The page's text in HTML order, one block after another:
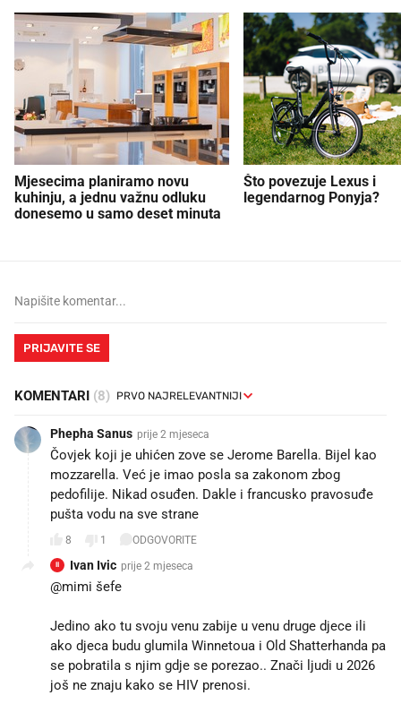
Mjesecima planiramo novu
kuhinju, a jednu važnu odluku
donesemo u samo deset minuta
Što povezuje Lexus i
legendarnog Ponyja?
PRIJAVITE SE
KOMENTARI (8)
Phepha Sanus prije 2 mjeseca
Čovjek koji je uhićen zove se Jerome Barella. Bijel kao
mozzarella. Već je imao posla sa zakonom zbog
pedofilije. Nikad osuđen. Dakle i francusko pravosuđe
pušta vodu na sve strane
8 1 ODGOVORITE
II Ivan Ivic prije 2 mjeseca
@mimi šefe
Jedino ako tu svoju venu zabije u venu druge djece ili
ako djeca budu glumila Winnetoua i Old Shatterhanda pa
se pobratila s njim gdje se porezao.. Znači ljudi u 2026
još ne znaju kako se HIV prenosi.